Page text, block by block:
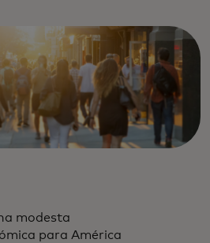
modesta
para América